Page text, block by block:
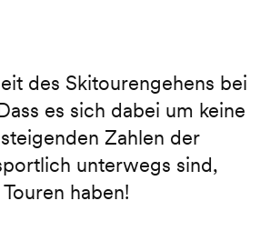
des Skitourengehens bei
es sich dabei um keine
Zahlen der
unterwegs sind,
haben!